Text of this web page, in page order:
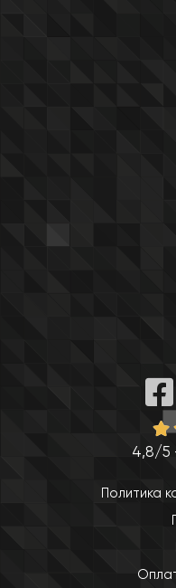
4,8/5
Политика